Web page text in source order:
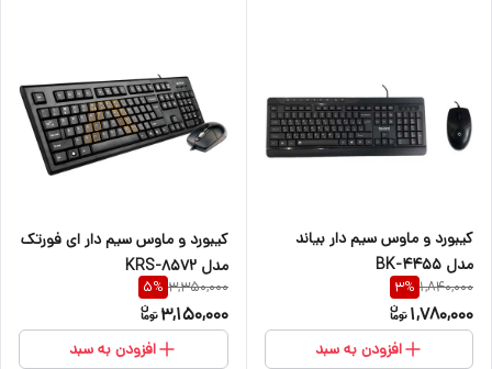
کیبورد و ماوس سیم دار بیاند
مدل BK-4455
1,840,000
3%
1,780,000
افزودن به سبد
کیبورد و ماوس سیم دار ای فورتک
مدل KRS-8572
3,350,000
5%
3,150,000
افزودن به سبد